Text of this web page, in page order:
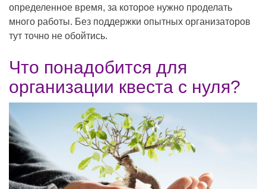
определенное время, за которое нужно проделать
много работы. Без поддержки опытных организаторов
тут точно не обойтись.
Что понадобится для
организации квеста с нуля?